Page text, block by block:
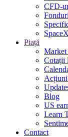
CFD-
SpaceX
Piață
Market
Cotații
Blog
US
Learn
Contact